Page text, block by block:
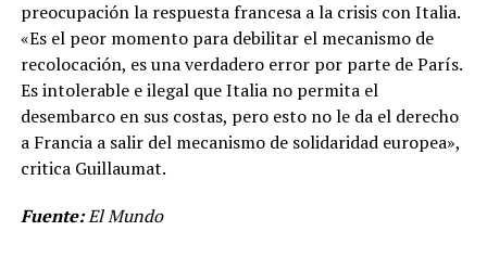
preocupación la respuesta francesa a la crisis con Italia.
«Es el peor momento para debilitar el mecanismo de
recolocación, es una verdadero error por parte de París.
Es intolerable e ilegal que Italia no permita el
desembarco en sus costas, pero esto no le da el derecho
a Francia a salir del mecanismo de solidaridad europea»,
critica Guillaumat.
Fuente:El Mundo